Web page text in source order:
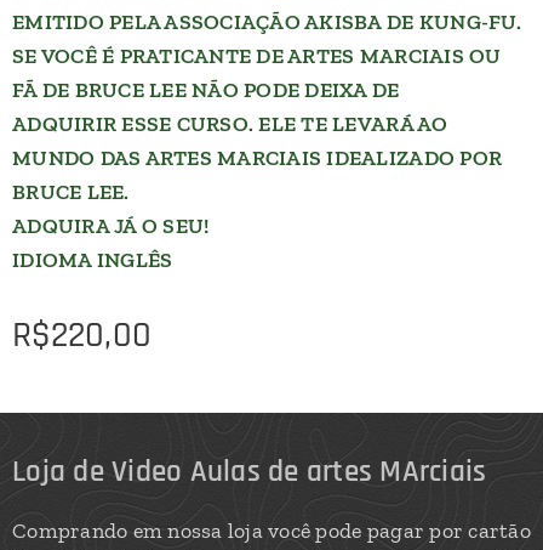
EMITIDO PELA ASSOCIAÇÃO AKISBA DE KUNG-FU.
SE VOCÊ É PRATICANTE DE ARTES MARCIAIS OU
FÃ DE BRUCE LEE NÃO PODE DEIXA DE
ADQUIRIR ESSE CURSO. ELE TE LEVARÁ AO
MUNDO DAS ARTES MARCIAIS IDEALIZADO POR
BRUCE LEE.
ADQUIRA JÁ O SEU!
IDIOMA INGLÊS
R$220,00
Loja de Video Aulas de artes MArciais
Comprando em nossa loja você pode pagar por cartão